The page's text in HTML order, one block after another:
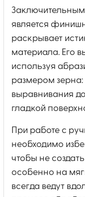
Заключительным
является
раскрывает
материала. Его
используя
размером зерна:
выравнивания
гладкой
При работе с
необходимо
чтобы не
особенно на
всегда ведут